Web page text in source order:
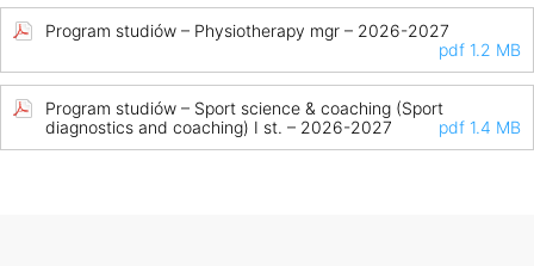
Program studiów – Physiotherapy mgr – 2026-2027
pdf 1.2 MB
Program studiów – Sport science & coaching (Sport
diagnostics and coaching) I st. – 2026-2027
pdf 1.4 MB